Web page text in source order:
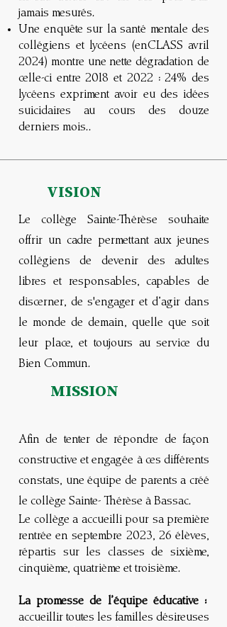
jamais mesurés.
Une enquête sur la santé mentale des
collégiens et lycéens (enCLASS avril
2024) montre une nette dégradation de
celle-ci entre 2018 et 2022 : 24% des
lycéens expriment avoir eu des idées
suicidaires au cours des douze
derniers mois..
VISION
Le collège Sainte-Thérèse souhaite
offrir un cadre permettant aux jeunes
collégiens de devenir des adultes
libres et responsables, capables de
discerner, de s'engager et d’agir dans
le monde de demain, quelle que soit
leur place, et toujours au service du
Bien Commun.
Afin de tenter de répondre de façon
constructive et engagée à ces différents
constats, une équipe de parents a créé
le collège Sainte- Thérèse à Bassac.
Le collège a accueilli pour sa première
rentrée en septembre 2023, 26 élèves,
répartis sur les classes de sixième,
cinquième, quatrième et troisième.
La promesse de l’équipe éducative :
accueillir toutes les familles désireuses
MISSION